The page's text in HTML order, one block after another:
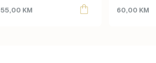
55,00 KM 60,00 KM